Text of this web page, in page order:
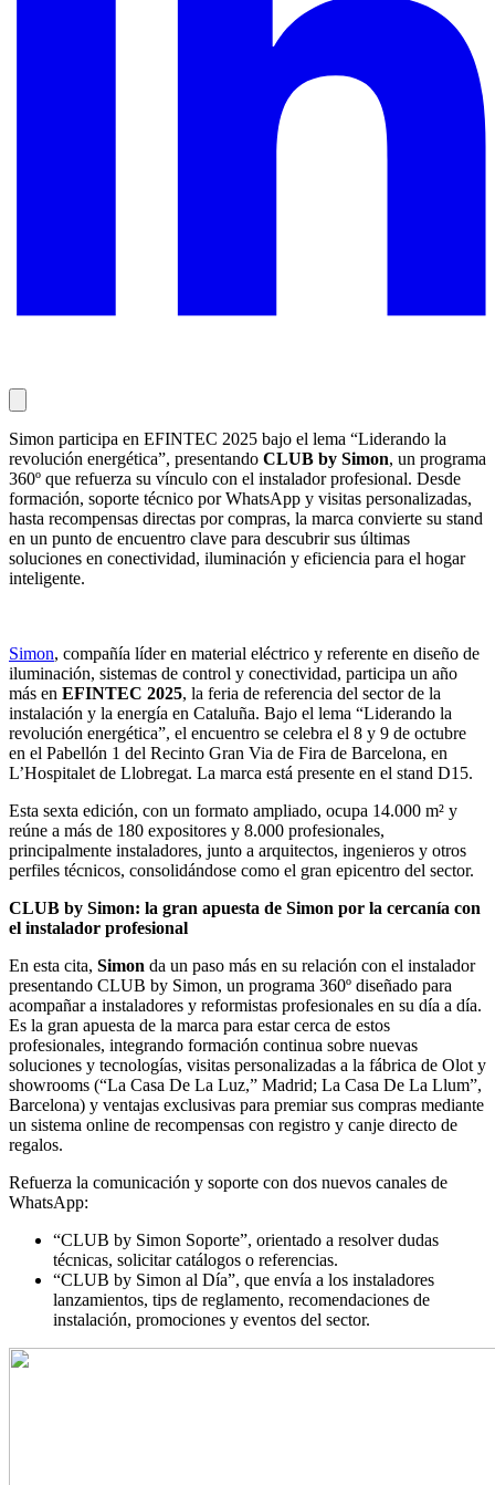
Simon participa en EFINTEC 2025 bajo el lema “Liderando la
revolución energética”, presentando CLUB by Simon, un programa
360º que refuerza su vínculo con el instalador profesional. Desde
formación, soporte técnico por WhatsApp y visitas personalizadas,
hasta recompensas directas por compras, la marca convierte su stand
en un punto de encuentro clave para descubrir sus últimas
soluciones en conectividad, iluminación y eficiencia para el hogar
inteligente.
Simon, compañía líder en material eléctrico y referente en diseño de
iluminación, sistemas de control y conectividad, participa un año
más en EFINTEC 2025, la feria de referencia del sector de la
instalación y la energía en Cataluña. Bajo el lema “Liderando la
revolución energética”, el encuentro se celebra el 8 y 9 de octubre
en el Pabellón 1 del Recinto Gran Via de Fira de Barcelona, en
L’Hospitalet de Llobregat. La marca está presente en el stand D15.
Esta sexta edición, con un formato ampliado, ocupa 14.000 m² y
reúne a más de 180 expositores y 8.000 profesionales,
principalmente instaladores, junto a arquitectos, ingenieros y otros
perfiles técnicos, consolidándose como el gran epicentro del sector.
CLUB by Simon: la gran apuesta de Simon por la cercanía con
el instalador profesional
En esta cita, Simon da un paso más en su relación con el instalador
presentando CLUB by Simon, un programa 360º diseñado para
acompañar a instaladores y reformistas profesionales en su día a día.
Es la gran apuesta de la marca para estar cerca de estos
profesionales, integrando formación continua sobre nuevas
soluciones y tecnologías, visitas personalizadas a la fábrica de Olot y
showrooms (“La Casa De La Luz,” Madrid; La Casa De La Llum”,
Barcelona) y ventajas exclusivas para premiar sus compras mediante
un sistema online de recompensas con registro y canje directo de
regalos.
Refuerza la comunicación y soporte con dos nuevos canales de
WhatsApp:
“CLUB by Simon Soporte”, orientado a resolver dudas
técnicas, solicitar catálogos o referencias.
“CLUB by Simon al Día”, que envía a los instaladores
lanzamientos, tips de reglamento, recomendaciones de
instalación, promociones y eventos del sector.